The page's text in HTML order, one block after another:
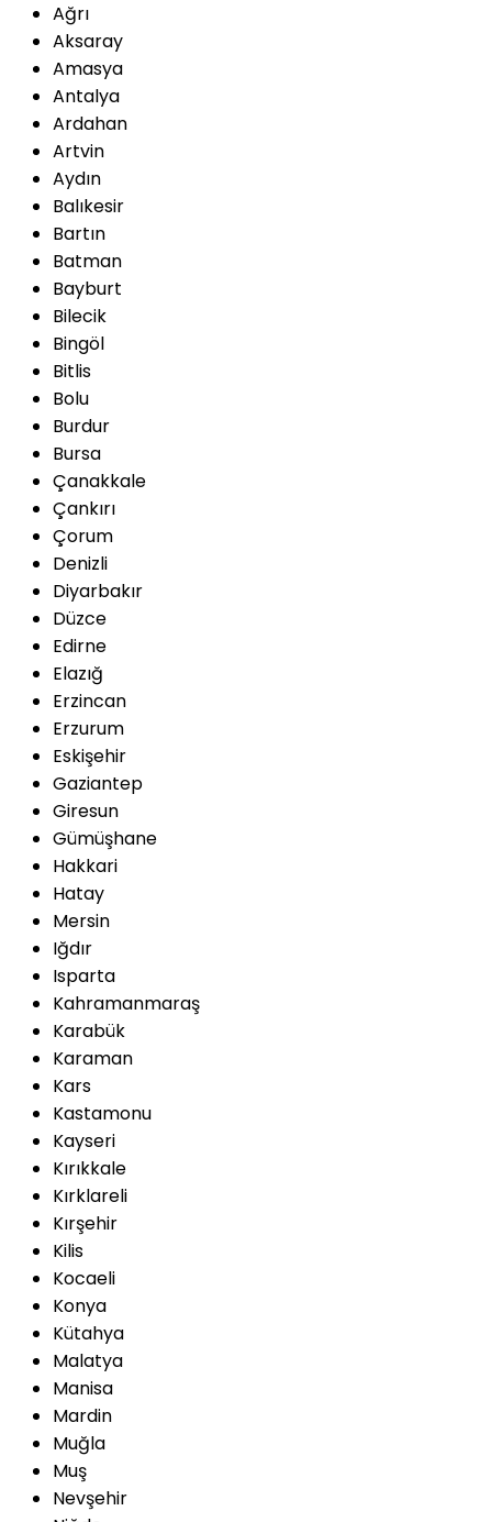
Ağrı
Aksaray
Amasya
Antalya
Ardahan
Artvin
Aydın
Balıkesir
Bartın
Batman
Bayburt
Bilecik
Bingöl
Bitlis
Bolu
Burdur
Bursa
Çanakkale
Çankırı
Çorum
Denizli
Diyarbakır
Düzce
Edirne
Elazığ
Erzincan
Erzurum
Eskişehir
Gaziantep
Giresun
Gümüşhane
Hakkari
Hatay
Mersin
Iğdır
Isparta
Kahramanmaraş
Karabük
Karaman
Kars
Kastamonu
Kayseri
Kırıkkale
Kırklareli
Kırşehir
Kilis
Kocaeli
Konya
Kütahya
Malatya
Manisa
Mardin
Muğla
Muş
Nevşehir